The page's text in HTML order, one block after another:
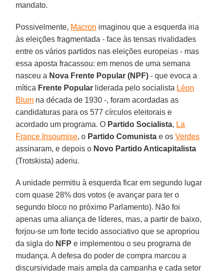
mandato.
Possivelmente, Macron imaginou que a esquerda iria
às eleições fragmentada - face às tensas rivalidades
entre os vários partidos nas eleições europeias - mas
essa aposta fracassou: em menos de uma semana
nasceu a Nova Frente Popular (NPF) - que evoca a
mítica Frente Popular liderada pelo socialista Léon
Blum na década de 1930 -, foram acordadas as
candidaturas para os 577 círculos eleitorais e
acordado um programa. O Partido Socialista, La
France Insoumise, o Partido Comunista e osVerdes
assinaram, e depois o Novo Partido Anticapitalista
(Trotskista) aderiu.
A unidade permitiu à esquerda ficar em segundo lugar
com quase 28% dos votos (e avançar para ter o
segundo bloco no próximo Parlamento). Não foi
apenas uma aliança de líderes, mas, a partir de baixo,
forjou-se um forte tecido associativo que se apropriou
da sigla do NFP e implementou o seu programa de
mudança. A defesa do poder de compra marcou a
discursividade mais ampla da campanha e cada setor